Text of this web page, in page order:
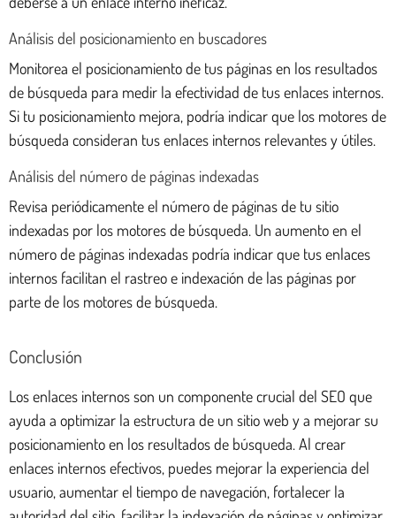
Análisis del posicionamiento en buscadores
Monitorea el posicionamiento de tus páginas en los resultados
de búsqueda para medir la efectividad de tus enlaces internos.
Si tu posicionamiento mejora, podría indicar que los motores de
búsqueda consideran tus enlaces internos relevantes y útiles.
Análisis del número de páginas indexadas
Revisa periódicamente el número de páginas de tu sitio
indexadas por los motores de búsqueda. Un aumento en el
número de páginas indexadas podría indicar que tus enlaces
internos facilitan el rastreo e indexación de las páginas por
parte de los motores de búsqueda.
Conclusión
Los enlaces internos son un componente crucial del SEO que
ayuda a optimizar la estructura de un sitio web y a mejorar su
posicionamiento en los resultados de búsqueda. Al crear
enlaces internos efectivos, puedes mejorar la experiencia del
usuario, aumentar el tiempo de navegación, fortalecer la